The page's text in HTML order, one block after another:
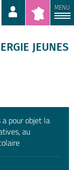
MENU
JEUNES
a pour objet la
au